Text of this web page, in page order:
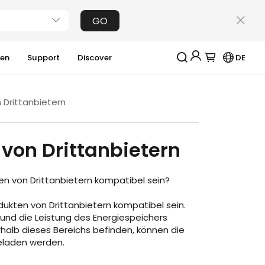
GO
Support Discover
Erhalten Sie 200€ Rabatt bei Ihrer ersten
Registrierung
2000€
Erhalten Sie regelmäßige Erinnerungen an die
Erhalten Sie 15% Rabatt, sobald die Garantie
Anmeldung
DE
Drittanbietern
Drittanbietern
von Drittanbietern kompatibel sein?
von Drittanbietern kompatibel sein.
die Leistung des Energiespeichers
dieses Bereichs befinden, können die
werden.